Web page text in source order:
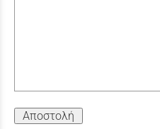
Αποστολή